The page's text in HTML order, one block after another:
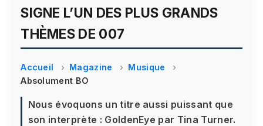
SIGNE L’UN DES PLUS GRANDS
THÈMES DE 007
Accueil Magazine
Musique
Absolument BO
Nous évoquons un titre aussi puissant que
son interprète : GoldenEye par Tina Turner.